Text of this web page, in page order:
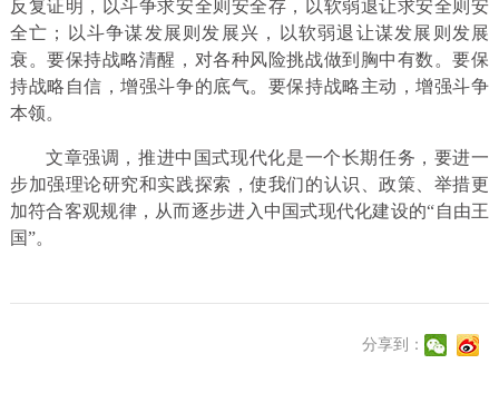
反复证明，以斗争求安全则安全存，以软弱退让求安全则安
全亡；以斗争谋发展则发展兴，以软弱退让谋发展则发展
衰。要保持战略清醒，对各种风险挑战做到胸中有数。要保
持战略自信，增强斗争的底气。要保持战略主动，增强斗争
本领。
文章强调，推进中国式现代化是一个长期任务，要进一
步加强理论研究和实践探索，使我们的认识、政策、举措更
加符合客观规律，从而逐步进入中国式现代化建设的“自由王
国”。
分享到：